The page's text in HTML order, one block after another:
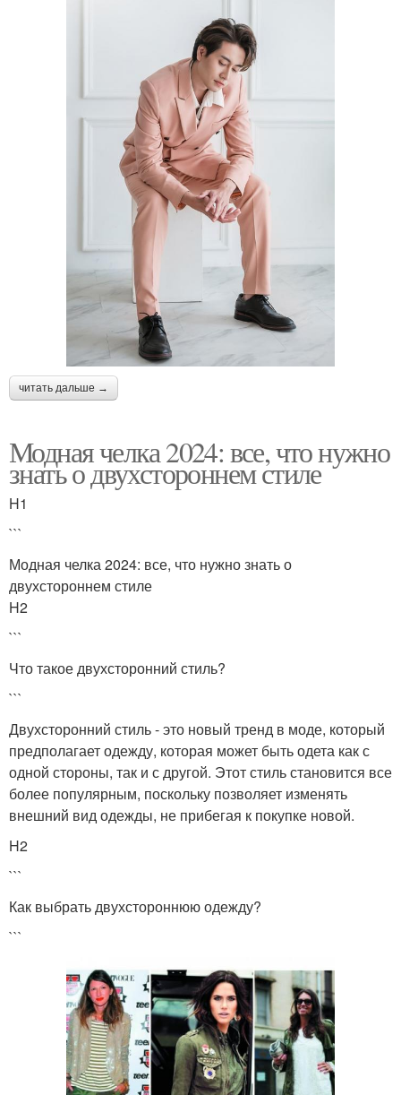
читать дальше →
Модная челка 2024: все, что нужно
знать о двухстороннем стиле
H1
```
Модная челка 2024: все, что нужно знать о
двухстороннем стиле
H2
```
Что такое двухсторонний стиль?
```
Двухсторонний стиль - это новый тренд в моде, который
предполагает одежду, которая может быть одета как с
одной стороны, так и с другой. Этот стиль становится все
более популярным, поскольку позволяет изменять
внешний вид одежды, не прибегая к покупке новой.
H2
```
Как выбрать двухстороннюю одежду?
```